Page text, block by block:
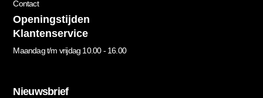
Contact
Openingstijden
Klantenservice
Maandag t/m vrijdag 10.00 - 16.00
Nieuwsbrief